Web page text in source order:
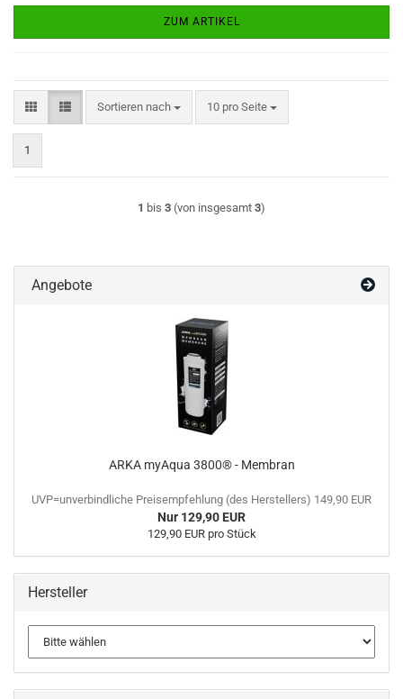
ZUM ARTIKEL
Sortieren nach
Sortieren nach 10 pro Seite
pro Seite
1
1 bis 3 (von insgesamt 3)
Angebote
ARKA myAqua 3800® - Membran
UVP=unverbindliche Preisempfehlung (des Herstellers) 149,90 EUR
Nur 129,90 EUR
129,90 EUR pro Stück
Hersteller